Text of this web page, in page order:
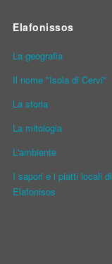
Elafonissos
La geografia
Il nome "Isola di Cervi"
La storia
La mitologia
L'ambiente
I sapori e i piatti locali di
Elafonisos